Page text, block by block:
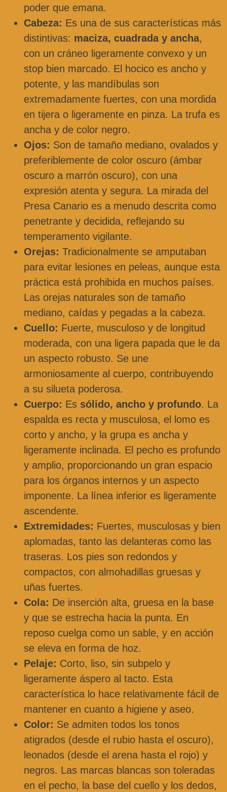
poder que emana.
Cabeza: Es una de sus características más
distintivas: maciza, cuadrada y ancha,
con un cráneo ligeramente convexo y un
stop bien marcado. El hocico es ancho y
potente, y las mandíbulas son
extremadamente fuertes, con una mordida
en tijera o ligeramente en pinza. La trufa es
ancha y de color negro.
Ojos: Son de tamaño mediano, ovalados y
preferiblemente de color oscuro (ámbar
oscuro a marrón oscuro), con una
expresión atenta y segura. La mirada del
Presa Canario es a menudo descrita como
penetrante y decidida, reflejando su
temperamento vigilante.
Orejas: Tradicionalmente se amputaban
para evitar lesiones en peleas, aunque esta
práctica está prohibida en muchos países.
Las orejas naturales son de tamaño
mediano, caídas y pegadas a la cabeza.
Cuello: Fuerte, musculoso y de longitud
moderada, con una ligera papada que le da
un aspecto robusto. Se une
armoniosamente al cuerpo, contribuyendo
a su silueta poderosa.
Cuerpo: Es sólido, ancho y profundo. La
espalda es recta y musculosa, el lomo es
corto y ancho, y la grupa es ancha y
ligeramente inclinada. El pecho es profundo
y amplio, proporcionando un gran espacio
para los órganos internos y un aspecto
imponente. La línea inferior es ligeramente
ascendente.
Extremidades: Fuertes, musculosas y bien
aplomadas, tanto las delanteras como las
traseras. Los pies son redondos y
compactos, con almohadillas gruesas y
uñas fuertes.
Cola: De inserción alta, gruesa en la base
y que se estrecha hacia la punta. En
reposo cuelga como un sable, y en acción
se eleva en forma de hoz.
Pelaje: Corto, liso, sin subpelo y
ligeramente áspero al tacto. Esta
característica lo hace relativamente fácil de
mantener en cuanto a higiene y aseo.
Color: Se admiten todos los tonos
atigrados (desde el rubio hasta el oscuro),
leonados (desde el arena hasta el rojo) y
negros. Las marcas blancas son toleradas
en el pecho, la base del cuello y los dedos,